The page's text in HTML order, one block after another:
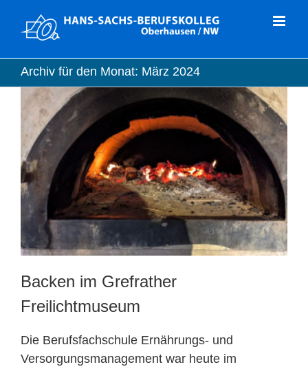
springen
Archiv für den Monat: März 2024
Backen im Grefrather
Freilichtmuseum
Die Berufsfachschule Ernährungs- und
Versorgungsmanagement war heute im